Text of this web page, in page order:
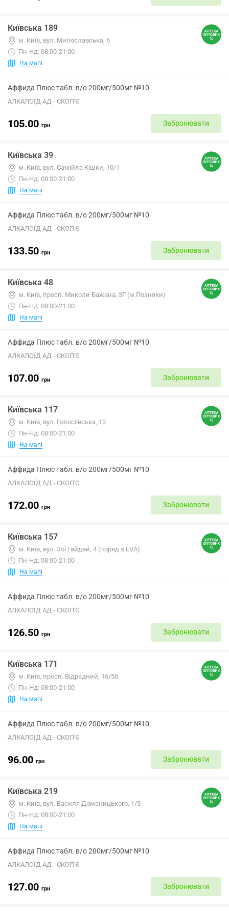
Київська 189
м. Київ, вул. Милославська, 6
Пн-Нд: 08:00-21:00
На мапі
Аффида Плюс табл. в/о 200мг/500мг №10
АЛКАЛОЇД АД - СКОП'Є
105.00 грн Забронювати
Київська 39
м. Київ, вул. Самійла Кішки, 10/1
Пн-Нд: 08:00-21:00
На мапі
Аффида Плюс табл. в/о 200мг/500мг №10
АЛКАЛОЇД АД - СКОП'Є
133.50 грн Забронювати
Київська 48
м. Київ, просп. Миколи Бажана, 3Г (м.Позняки)
Пн-Нд: 08:00-21:00
На мапі
Аффида Плюс табл. в/о 200мг/500мг №10
АЛКАЛОЇД АД - СКОП'Є
107.00 грн Забронювати
Київська 117
м. Київ, вул. Голосіївська, 13
Пн-Нд: 08:00-21:00
На мапі
Аффида Плюс табл. в/о 200мг/500мг №10
АЛКАЛОЇД АД - СКОП'Є
172.00 грн Забронювати
Київська 157
м. Київ, вул. Зої Гайдай, 4 (поряд з EVA)
Пн-Нд: 08:00-21:00
На мапі
Аффида Плюс табл. в/о 200мг/500мг №10
АЛКАЛОЇД АД - СКОП'Є
126.50 грн Забронювати
Київська 171
м. Київ, просп. Відрадний, 16/50
Пн-Нд: 08:00-21:00
На мапі
Аффида Плюс табл. в/о 200мг/500мг №10
АЛКАЛОЇД АД - СКОП'Є
96.00 грн Забронювати
Київська 219
м. Київ, вул. Василя Доманицького, 1/5
Пн-Нд: 08:00-21:00
На мапі
Аффида Плюс табл. в/о 200мг/500мг №10
АЛКАЛОЇД АД - СКОП'Є
127.00 грн Забронювати